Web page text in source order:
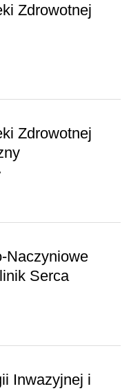
Zdrowotnej
Zdrowotnej
Naczyniowe
Serca
Inwazyjnej i